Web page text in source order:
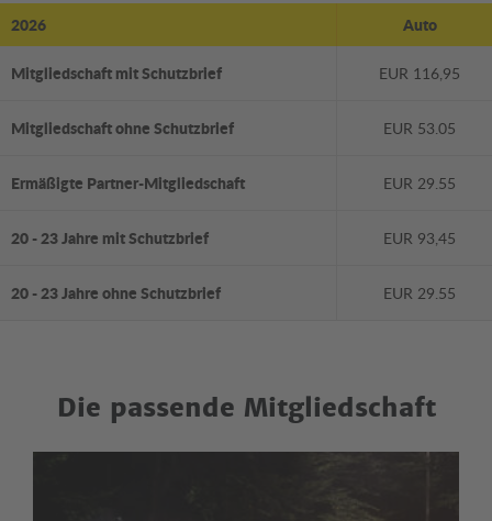
2026 Auto
Mitgliedschaft mit Schutzbrief EUR 116,95
Mitgliedschaft ohne Schutzbrief EUR 53.05
Ermäßigte Partner-Mitgliedschaft EUR 29.55
20 - 23 Jahre mit Schutzbrief EUR 93,45
20 - 23 Jahre ohne Schutzbrief EUR 29.55
Die passende Mitgliedschaft